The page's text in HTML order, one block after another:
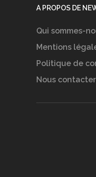
A PROPOS DE
Qui sommes-
Mentions
Politique de
Nous contacter